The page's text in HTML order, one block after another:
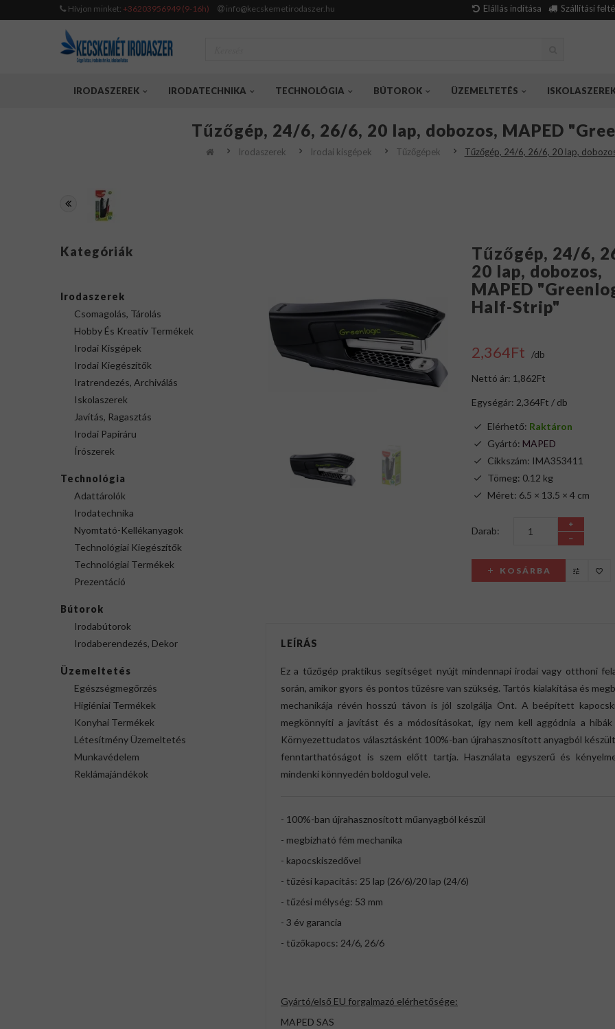
Hívjon minket: +36203956949 (9-16h) info@kecskemetirodaszer.hu Elállás indítása Szállítási
IRODASZEREK IRODATECHNIKA TECHNOLÓGIA BÚTOROK ÜZEMELTETÉS
Tűzőgép, 24/6, 26/6, 20 lap, dobozos, MAPED
Irodaszerek Irodai kisgépek Tűzőgépek Tűzőgép, 24/6, 26/6, 20 lap,
Kategóriák
Irodaszerek
Csomagolás, Tárolás
Hobby És Kreatív Termékek
Irodai Kisgépek
Irodai Kiegészítők
Iratrendezés, Archiválás
Iskolaszerek
Javítás, Ragasztás
Irodai Papíráru
Írószerek
Technológia
Adattárolók
Irodatechnika
Nyomtató-Kellékanyagok
Technológiai Kiegészítők
Technológiai Termékek
Prezentáció
Bútorok
Irodabútorok
Irodaberendezés, Dekor
Üzemeltetés
Egészségmegőrzés
Higiéniai Termékek
Konyhai Termékek
Létesítmény Üzemeltetés
Munkavédelem
Reklámajándékok
Tűzőgép, 24/6,
20 lap, dobozos,
MAPED
Half-Strip"
2,364Ft /db
Nettó ár: 1,862Ft
Egységár: 2,364Ft / db
Elérhető: Raktáron
Gyártó: MAPED
Cikkszám: IMA353411
Tömeg: 0.12 kg
Méret: 6.5 × 13.5 × 4 cm
Darab:
KOSÁRBA
LEÍRÁS
Ez a tűzőgép praktikus segítséget nyújt mindennapi irodai vagy otthoni
során, amikor gyors és pontos tűzésre van szükség. Tartós kialakítása és
mechanikája révén hosszú távon is jól szolgálja Önt. A beépített
megkönnyíti a javítást és a módosításokat, így nem kell aggódnia a
Környezettudatos választásként 100%-ban újrahasznosított anyagból
fenntarthatóságot is szem előtt tartja. Használata egyszerű és
mindenki könnyedén boldogul vele.
- 100%-ban újrahasznosított műanyagból készül
- megbízható fém mechanika
- kapocskiszedővel
- tűzési kapacitás: 25 lap (26/6)/20 lap (24/6)
- tűzési mélység: 53 mm
- 3 év garancia
- tűzőkapocs: 24/6, 26/6
Gyártó/első EU forgalmazó elérhetősége:
MAPED SAS